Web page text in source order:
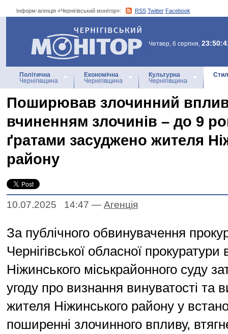
Інформ-агенція «Чернігівський монітор»: RSS Twitter Facebook
Інформ-агенція
«Чернігівський монітор»
Четвер, 6 серпня,
Політична
Чернігівщина
Економічна
Чернігівщина
Культурна
Чернігівщина
Поширював злочинний вплив
вчиненням злочинів – до 9
ґратами засуджено жителя
району
10.07.2025 14:47 — Агенцiя
За публічного обвинувачення
Чернігівської обласної
Ніжинського міськрайонного суду
угоду про визнання винуватості та
жителя Ніжинського району у
поширенні злочинного впливу,